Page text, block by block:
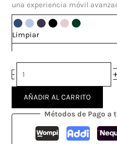
una experiencia móvil
Limpiar
- +
AÑADIR AL CARRITO
Métodos de Pago a